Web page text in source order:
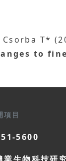
Csorba T*
to
項目
5600